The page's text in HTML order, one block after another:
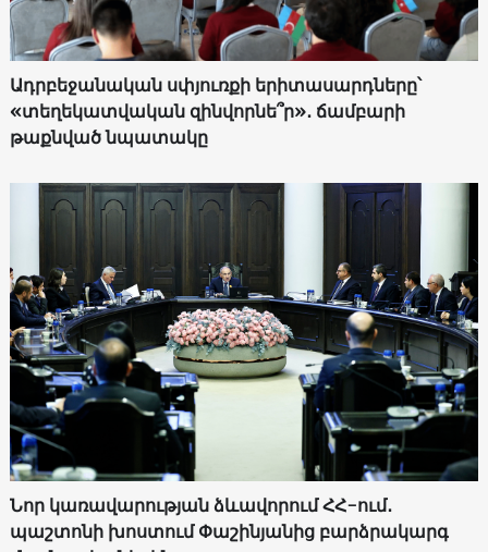
Ադրբեջանական սփյուռքի երիտասարդները՝
«տեղեկատվական զինվորնե՞ր»․ ճամբարի
թաքնված նպատակը
Նոր կառավարության ձևավորում ՀՀ-ում․
պաշտոնի խոստում Փաշինյանից բարձրակարգ